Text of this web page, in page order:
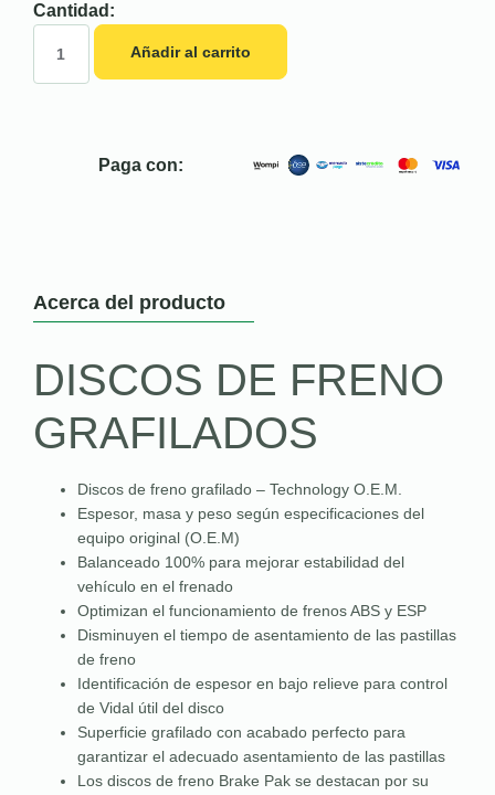
Cantidad:
Añadir al carrito
Paga con:
Acerca del producto
DISCOS DE FRENO
GRAFILADOS
Discos de freno grafilado – Technology O.E.M.
Espesor, masa y peso según especificaciones del
equipo original (O.E.M)
Balanceado 100% para mejorar estabilidad del
vehículo en el frenado
Optimizan el funcionamiento de frenos ABS y ESP
Disminuyen el tiempo de asentamiento de las pastillas
de freno
Identificación de espesor en bajo relieve para control
de Vidal útil del disco
Superficie grafilado con acabado perfecto para
garantizar el adecuado asentamiento de las pastillas
Los discos de freno Brake Pak se destacan por su